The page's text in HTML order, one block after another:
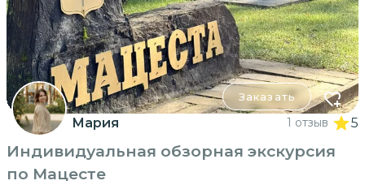
Заказать
Мария 1 отзыв 5
Индивидуальная обзорная экскурсия
по Мацесте